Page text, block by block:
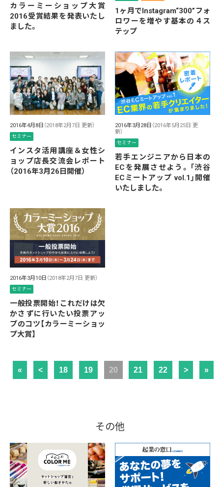
カラーミーショップ大賞
2016受賞結果を発表いたし
ました。
1ヶ月でInstagram“300”フォ
ロワーを増やす基本の４ス
テップ
2016年4月8日 （2018年2月7日 更新）
セミナー
インスタ活用講座＆女性シ
ョップ店長交流会レポート
（2016年3月26日開催）
2016年3月28日 （2016年5月25日 更
新）
セミナー
若手エンジニアから日本の
ECを発展させよう。「渋谷
ECミートアップ vol.1」開催
いたしました。
2016年3月10日 （2018年2月7日 更新）
セミナー
一般投票開始！これだけは欠
かさずに行いたい投票アッ
プのコツ【カラーミーショッ
プ大賞】
« < 18 19 20 21 22 > »
その他